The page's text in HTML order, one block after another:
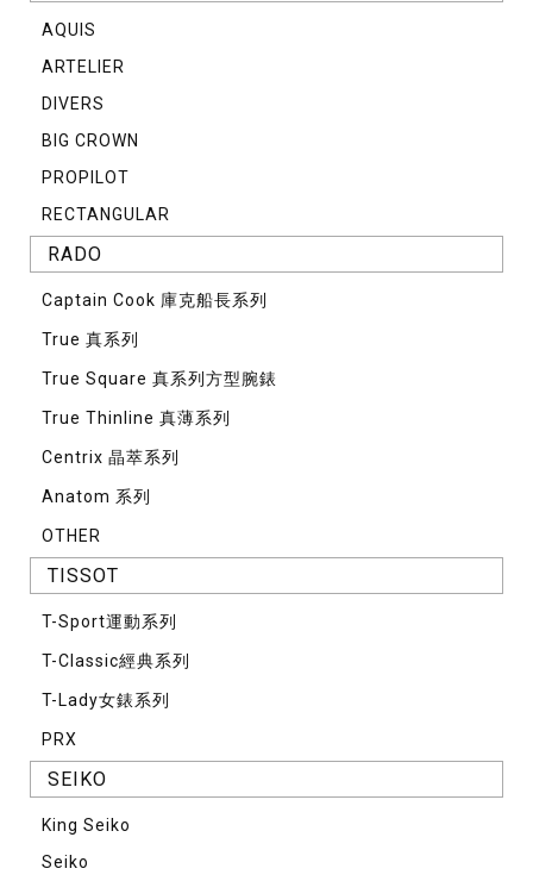
AQUIS
ARTELIER
DIVERS
BIG CROWN
PROPILOT
RECTANGULAR
RADO
Captain Cook 庫克船長系列
True 真系列
True Square 真系列方型腕錶
True Thinline 真薄系列
Centrix 晶萃系列
Anatom 系列
OTHER
TISSOT
T-Sport運動系列
T-Classic經典系列
T-Lady女錶系列
PRX
SEIKO
King Seiko
Seiko